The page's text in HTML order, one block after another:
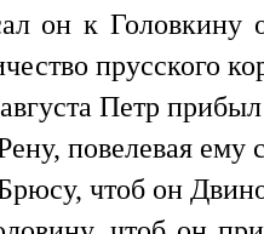
он к Головкину
прусского
Петр
повелевая ему
чтоб он